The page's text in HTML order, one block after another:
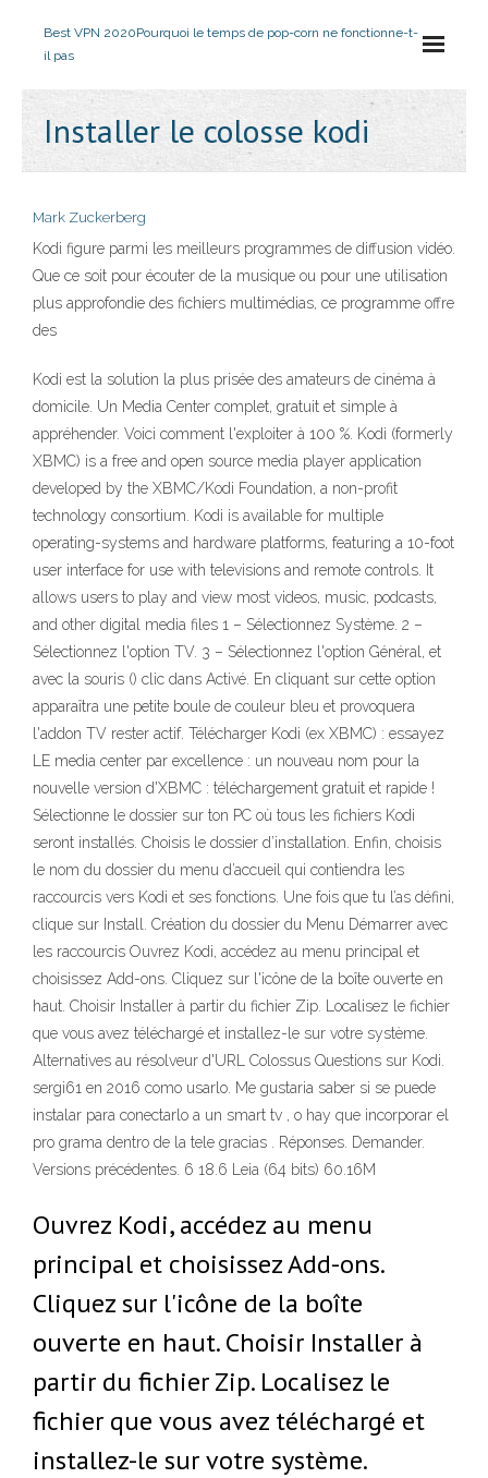
Best VPN 2020Pourquoi le temps de pop-corn ne fonctionne-t-
il pas
Installer le colosse kodi
Mark Zuckerberg
Kodi figure parmi les meilleurs programmes de diffusion vidéo.
Que ce soit pour écouter de la musique ou pour une utilisation
plus approfondie des fichiers multimédias, ce programme offre
des
Kodi est la solution la plus prisée des amateurs de cinéma à
domicile. Un Media Center complet, gratuit et simple à
appréhender. Voici comment l'exploiter à 100 %. Kodi (formerly
XBMC) is a free and open source media player application
developed by the XBMC/Kodi Foundation, a non-profit
technology consortium. Kodi is available for multiple
operating-systems and hardware platforms, featuring a 10-foot
user interface for use with televisions and remote controls. It
allows users to play and view most videos, music, podcasts,
and other digital media files 1 – Sélectionnez Système. 2 –
Sélectionnez l'option TV. 3 – Sélectionnez l'option Général, et
avec la souris () clic dans Activé. En cliquant sur cette option
apparaîtra une petite boule de couleur bleu et provoquera
l'addon TV rester actif. Télécharger Kodi (ex XBMC) : essayez
LE media center par excellence : un nouveau nom pour la
nouvelle version d'XBMC : téléchargement gratuit et rapide !
Sélectionne le dossier sur ton PC où tous les fichiers Kodi
seront installés. Choisis le dossier d’installation. Enfin, choisis
le nom du dossier du menu d’accueil qui contiendra les
raccourcis vers Kodi et ses fonctions. Une fois que tu l’as défini,
clique sur Install. Création du dossier du Menu Démarrer avec
les raccourcis Ouvrez Kodi, accédez au menu principal et
choisissez Add-ons. Cliquez sur l'icône de la boîte ouverte en
haut. Choisir Installer à partir du fichier Zip. Localisez le fichier
que vous avez téléchargé et installez-le sur votre système.
Alternatives au résolveur d'URL Colossus Questions sur Kodi.
sergi61 en 2016 como usarlo. Me gustaria saber si se puede
instalar para conectarlo a un smart tv , o hay que incorporar el
pro grama dentro de la tele gracias . Réponses. Demander.
Versions précédentes. 6 18.6 Leia (64 bits) 60.16M
Ouvrez Kodi, accédez au menu
principal et choisissez Add-ons.
Cliquez sur l'icône de la boîte
ouverte en haut. Choisir Installer à
partir du fichier Zip. Localisez le
fichier que vous avez téléchargé et
installez-le sur votre système.